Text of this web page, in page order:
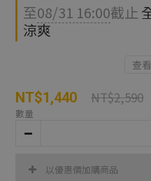
至08/31 16:00截止
涼爽
查
NT$1,440 NT$2,590
數量
以優惠價加購商品